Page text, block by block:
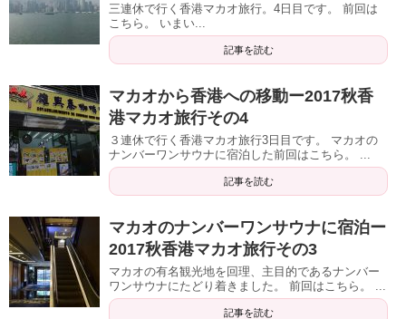
三連休で行く香港マカオ旅行。4日目です。 前回は
こちら。 いまい...
記事を読む
マカオから香港への移動ー2017秋香
港マカオ旅行その4
３連休で行く香港マカオ旅行3日目です。 マカオの
ナンバーワンサウナに宿泊した前回はこちら。 ...
記事を読む
マカオのナンバーワンサウナに宿泊ー
2017秋香港マカオ旅行その3
マカオの有名観光地を回理、主目的であるナンバー
ワンサウナにたどり着きました。 前回はこちら。 ...
記事を読む